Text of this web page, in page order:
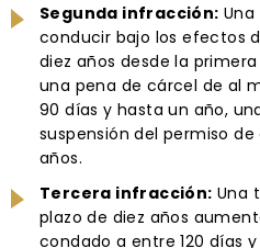
Segunda infracción:
conducir bajo los efectos
diez años desde la
una pena de cárcel de al
90 días y hasta un año,
suspensión del permiso
años.
Tercera infracción: Una
plazo de diez años
condado a entre 120 días